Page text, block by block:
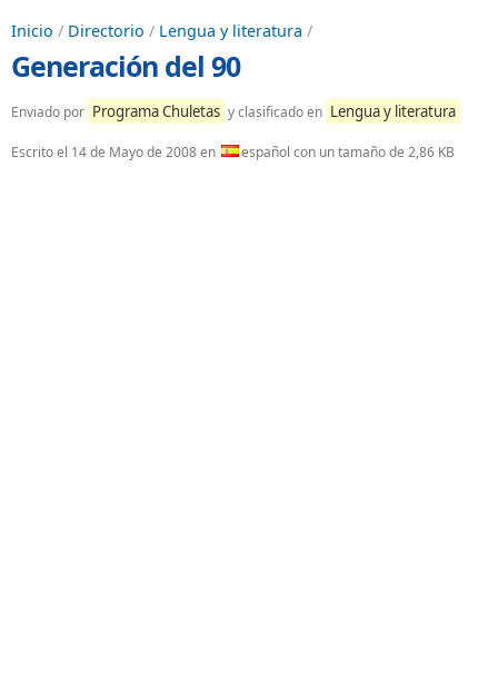
Inicio / Directorio / Lengua y literatura /
Generación del 90
Enviado por Programa Chuletas y clasificado en Lengua y literatura
Escrito el 14 de Mayo de 2008en español con un tamaño de 2,86 KB